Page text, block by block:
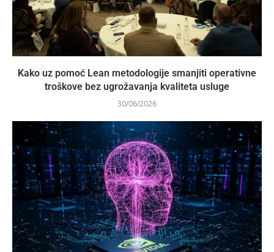
Kako uz pomoć Lean metodologije smanjiti operativne
troškove bez ugrožavanja kvaliteta usluge
30/06/2026